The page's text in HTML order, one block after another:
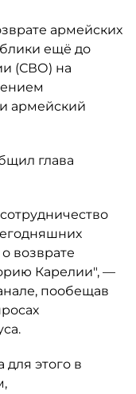
армейских
ещё до
(СВО) на
армейский
глава
возврате
Карелии", —
пообещав
этого в